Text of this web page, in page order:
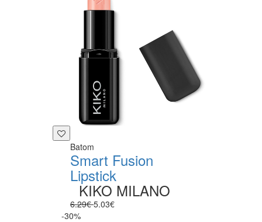
Batom
Smart Fusion
Lipstick
KIKO MILANO
6.29€5.03€
-30%